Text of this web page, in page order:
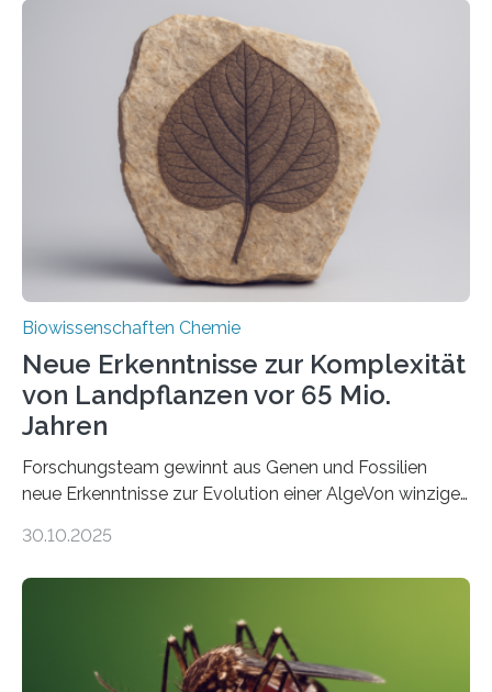
der Ruhr-Universität Bochum um Prof. Dr. Ralf Erdmann
und Dr. Ismaila Francis Yusuf hat nun einen bislang
unbekannten Qualitätskontrollmechanismus des
peroxisomalen Proteintransports in der Bäckerhefe
Saccharomyces cerevisiae entdeckt, der für die
Funktionsfähigkeit der Organellen entscheidend ist. Die
Studie wurde am 28. Oktober 2025 in der
Fachzeitschrift…
Biowissenschaften Chemie
Neue Erkenntnisse zur Komplexität
von Landpflanzen vor 65 Mio.
Jahren
Forschungsteam gewinnt aus Genen und Fossilien
neue Erkenntnisse zur Evolution einer AlgeVon winzigen
Landpflanzen zählen zu den komplexesten
Grünalgen, die vor Hunderten von Millionen Jahren
lebten. Unter den Vorfahren sticht eine Gruppe heraus,
die noch heute in der Natur vorkommt: die
30.10.2025